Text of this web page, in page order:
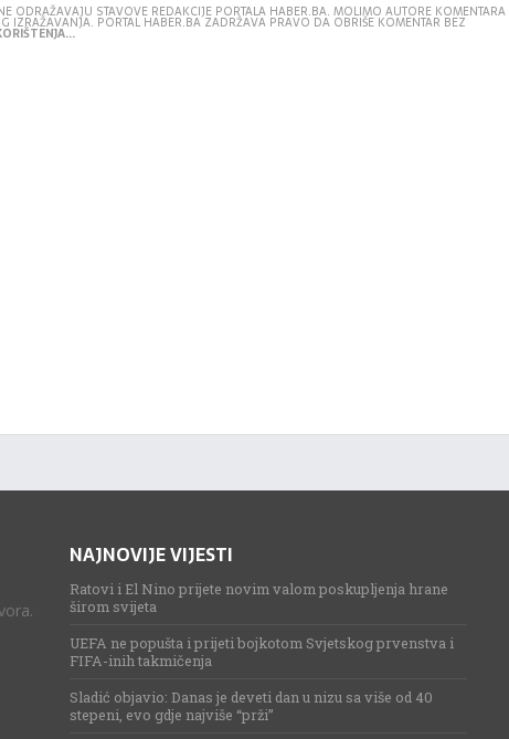
ODRAŽAVAJU STAVOVE REDAKCIJE PORTALA HABER.BA. MOLIMO AUTORE KOMENTARA
PORTAL HABER.BA ZADRŽAVA PRAVO DA OBRIŠE KOMENTAR BEZ
NAJNOVIJE VIJESTI
Ratovi i El Nino prijete novim valom poskupljenja hrane
širom svijeta
UEFA ne popušta i prijeti bojkotom Svjetskog prvenstva i
FIFA-inih takmičenja
Sladić objavio: Danas je deveti dan u nizu sa više od 40
stepeni, evo gdje najviše “prži”